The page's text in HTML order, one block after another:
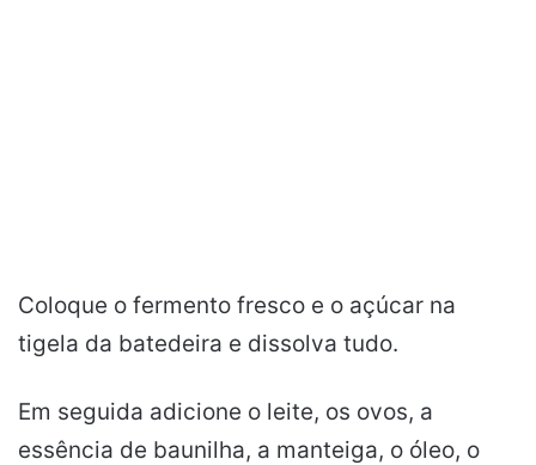
Coloque o fermento fresco e o açúcar na
tigela da batedeira e dissolva tudo.
Em seguida adicione o leite, os ovos, a
essência de baunilha, a manteiga, o óleo, o